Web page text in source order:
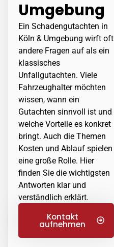
Umgebung
Ein Schadengutachten in
Köln & Umgebung wirft oft
andere Fragen auf als ein
klassisches
Unfallgutachten. Viele
Fahrzeughalter möchten
wissen, wann ein
Gutachten sinnvoll ist und
welche Vorteile es konkret
bringt. Auch die Themen
Kosten und Ablauf spielen
eine große Rolle. Hier
finden Sie die wichtigsten
Antworten klar und
verständlich erklärt.
Kontakt
aufnehmen